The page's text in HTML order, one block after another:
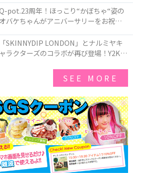
周年アニバーサリーイヤー』を記念し
たコレクションが登場
pot.23周年！ほっこり“かぼちゃ“姿の
オバケちゃんがアニバーサリーをお祝い
ー」が新発売！Q-pot CAFE.では「かぼち
ゃのオバケーキプレート」も登場
「SKINNYDIP LONDON」とナルミヤキ
ャラクターズのコラボが再び登場！Y2Kム
SEE MORE